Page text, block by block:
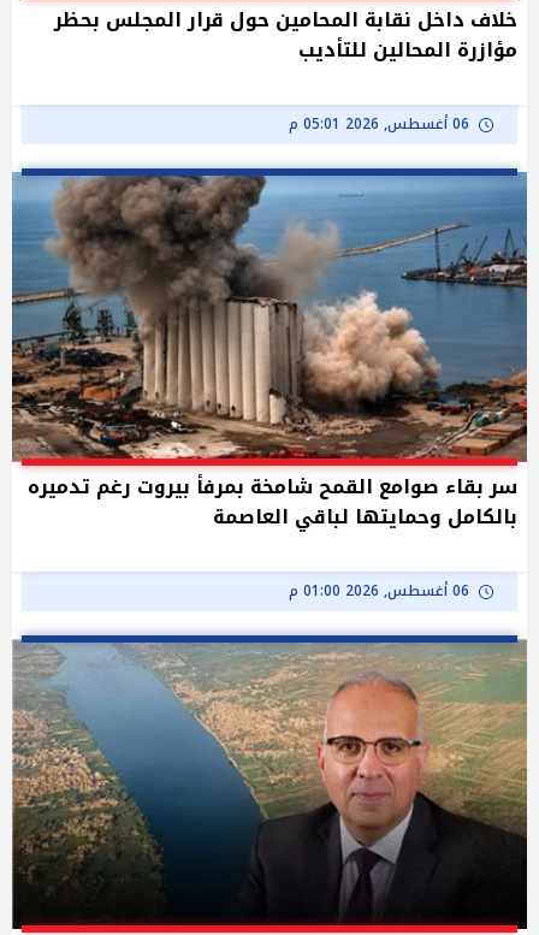
خلاف داخل نقابة المحامين حول قرار المجلس بحظر
مؤازرة المحالين للتأديب
06 أغسطس, 2026 05:01 م
سر بقاء صوامع القمح شامخة بمرفأ بيروت رغم تدميره
بالكامل وحمايتها لباقي العاصمة
06 أغسطس, 2026 01:00 م